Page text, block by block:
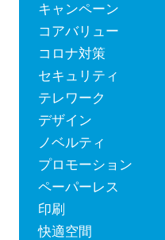
キャンペーン
コアバリュー
コロナ対策
セキュリティ
テレワーク
デザイン
ノベルティ
プロモーション
ペーパーレス
印刷
快適空間